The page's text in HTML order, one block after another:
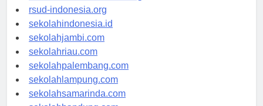
rsudkisaran-asahankab.org
rsud-indonesia.org
sekolahindonesia.id
sekolahjambi.com
sekolahriau.com
sekolahpalembang.com
sekolahlampung.com
sekolahsamarinda.com